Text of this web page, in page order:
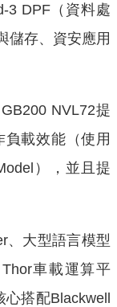
3 DPF（資料處
儲存、資安應用
NVL72提
載效能（使用
），並且提
、大型語言模型
車載運算平
心搭配Blackwell